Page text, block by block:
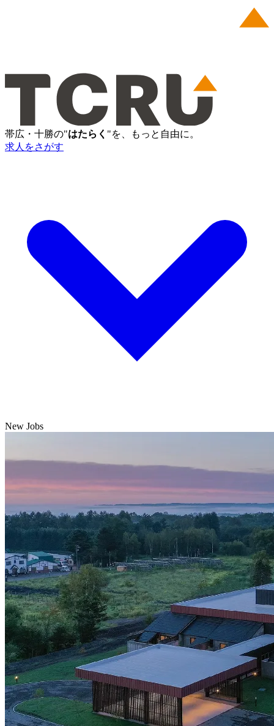
帯広・十勝の"はたらく "を、もっと自由に。
求人をさがす
New Jobs